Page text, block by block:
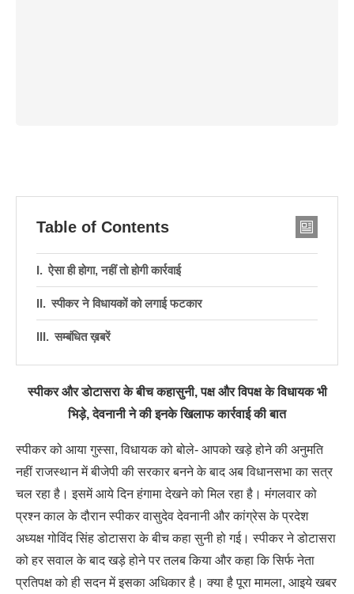
Table of Contents
ऐसा ही होगा, नहीं तो होगी कार्रवाई
स्पीकर ने विधायकों को लगाई फटकार
सम्बंधित ख़बरें
स्पीकर और डोटासरा के बीच कहासुनी, पक्ष और विपक्ष के विधायक भी
भिड़े, देवनानी ने की इनके खिलाफ कार्रवाई की बात
स्पीकर को आया गुस्सा, विधायक को बोले- आपको खड़े होने की अनुमति
नहीं राजस्थान में बीजेपी की सरकार बनने के बाद अब विधानसभा का सत्र
चल रहा है। इसमें आये दिन हंगामा देखने को मिल रहा है। मंगलवार को
प्रश्न काल के दौरान स्पीकर वासुदेव देवनानी और कांग्रेस के प्रदेश
अध्यक्ष गोविंद सिंह डोटासरा के बीच कहा सुनी हो गई। स्पीकर ने डोटासरा
को हर सवाल के बाद खड़े होने पर तलब किया और कहा कि सिर्फ नेता
प्रतिपक्ष को ही सदन में इसका अधिकार है। क्या है पूरा मामला, आइये खबर